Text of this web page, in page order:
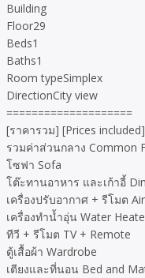
Building
Floor29
Beds1
Baths1
Room typeSimplex
DirectionCity view
====================
[ราคารวม] [Prices included]
รวมค่าส่วนกลาง Common
โซฟา Sofa
โต๊ะทานอาหาร และเก้าอี้
เครื่องปรับอากาศ + รีโมต
เครื่องทำน้ำอุ่น Water
ทีวี + รีโมต TV + Remote
ตู้เสื้อผ้า Wardrobe
เตียงและที่นอน Bed and